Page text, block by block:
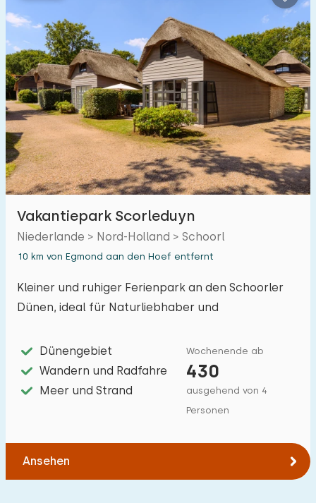
Vakantiepark Scorleduyn
Niederlande > Nord-Holland > Schoorl
10 km von Egmond aan den Hoef entfernt
Kleiner und ruhiger Ferienpark an den Schoorler
Dünen, ideal für Naturliebhaber und
Dünengebiet
Wandern und Radfahre
Meer und Strand
Wochenende ab
430
ausgehend von 4
Personen
Ansehen